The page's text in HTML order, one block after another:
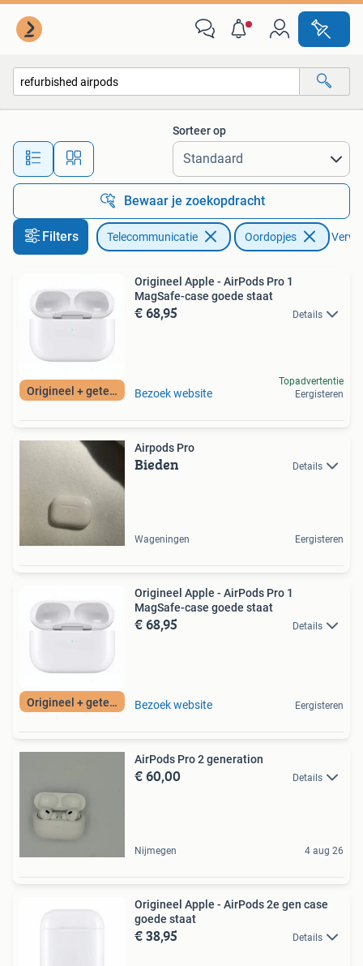
Alle afstanden…
Sorteer op
Bewaar je zoekopdracht
Filters Telecommunicatie Oordopjes
Origineel + getest
Origineel Apple - AirPods Pro 1
MagSafe-case goede staat
€ 68,95 Details
Bezoek website
Topadvertentie
Eergisteren
Airpods Pro
Bieden Details
Wageningen Eergisteren
Origineel + getest
Origineel Apple - AirPods Pro 1
MagSafe-case goede staat
€ 68,95 Details
Bezoek website Eergisteren
AirPods Pro 2 generation
€ 60,00 Details
Nijmegen 4 aug 26
Origineel Apple - AirPods 2e gen case
goede staat
€ 38,95 Details